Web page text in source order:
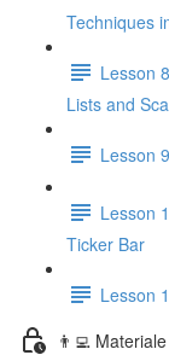
Techniques
Lesson
Lists and
Lesson
Lesson
Ticker Bar
Lesson
👨‍💻